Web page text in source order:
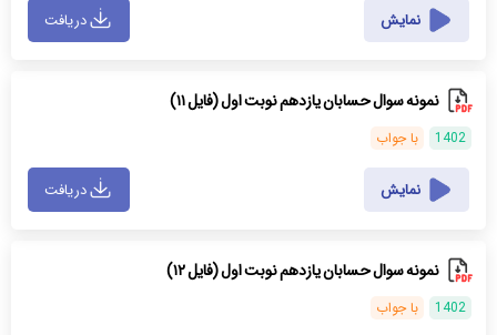
نمایش دریافت
نمونه سوال حسابان یازدهم نوبت اول (فایل ۱۱)
1402 با جواب
نمایش دریافت
نمونه سوال حسابان یازدهم نوبت اول (فایل ۱۲)
1402 با جواب